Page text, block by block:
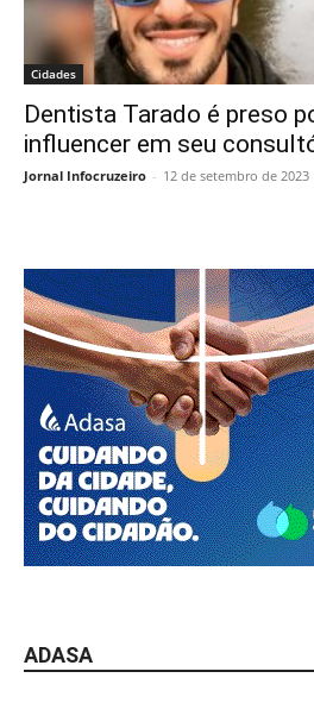
Cidades
Dentista Tarado é preso
influencer em seu
Jornal Infocruzeiro - 12 de setembro de 2023
ADASA